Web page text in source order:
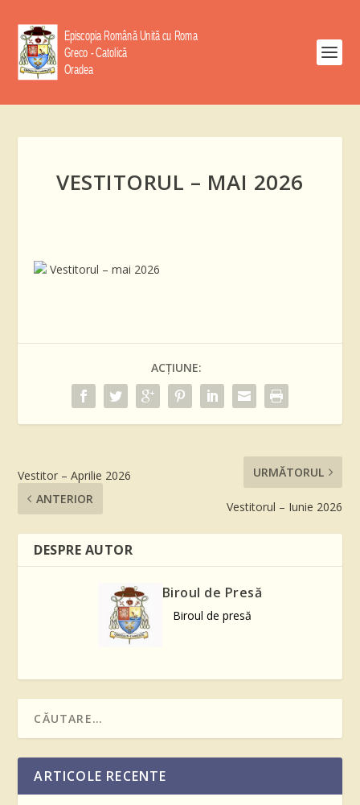
VESTITORUL – MAI 2026
Vestitorul – mai 2026
ACȚIUNE:
Vestitor – Aprilie 2026
ANTERIOR
URMĂTORUL
Vestitorul – Iunie 2026
DESPRE AUTOR
Biroul de Presă
Biroul de presă
ARTICOLE RECENTE